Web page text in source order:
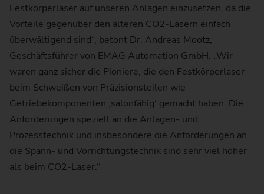
Festkörperlaser auf unseren Anlagen einzusetzen, da die
Vorteile gegenüber den älteren CO2-Lasern einfach
überwältigend sind“, betont Dr. Andreas Mootz,
Geschäftsführer von EMAG Automation GmbH. „Wir
waren ganz sicher die Pioniere, die den Festkörperlaser
beim Schweißen von Präzisionsteilen wie
Getriebekomponenten ,salonfähig‘ gemacht haben. Die
Anforderungen speziell an die Anlagen- und
Prozesstechnik und insbesondere die Anforderungen an
die Spann- und Vorrichtungstechnik sind sehr viel höher
als beim CO2-Laser.“